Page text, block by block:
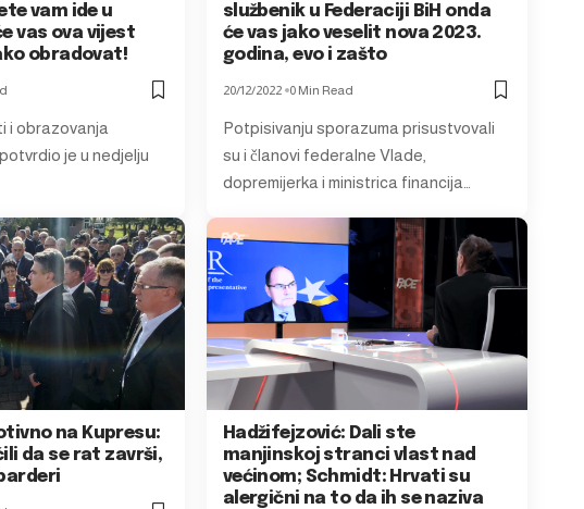
vam ide u
vas ova vijest
obradovat!
i obrazovanja
je u nedjelju
službenik u Federaciji BiH onda
će vas jako veselit nova 2023.
godina, evo i zašto
20/12/2022 0 Min Read
Potpisivanju sporazuma prisustvovali
su i članovi federalne Vlade,
dopremijerka i ministrica financija…
na Kupresu:
da se rat završi,
Hadžifejzović: Dali ste
manjinskoj stranci vlast nad
većinom; Schmidt: Hrvati su
alergični na to da ih se naziva